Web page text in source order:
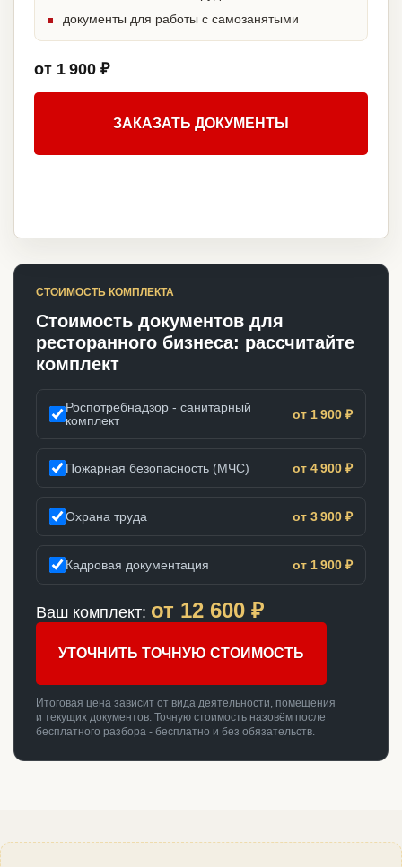
документы для работы с самозанятыми
от 1 900 ₽
ЗАКАЗАТЬ ДОКУМЕНТЫ
СТОИМОСТЬ КОМПЛЕКТА
Стоимость документов для
ресторанного бизнеса: рассчитайте
комплект
Роспотребнадзор - санитарный
комплект
от 1 900 ₽
Пожарная безопасность (МЧС) от 4 900 ₽
Охрана труда от 3 900 ₽
Кадровая документация от 1 900 ₽
Ваш комплект: от 12 600 ₽
УТОЧНИТЬ ТОЧНУЮ СТОИМОСТЬ
Итоговая цена зависит от вида деятельности, помещения
и текущих документов. Точную стоимость назовём после
бесплатного разбора - бесплатно и без обязательств.